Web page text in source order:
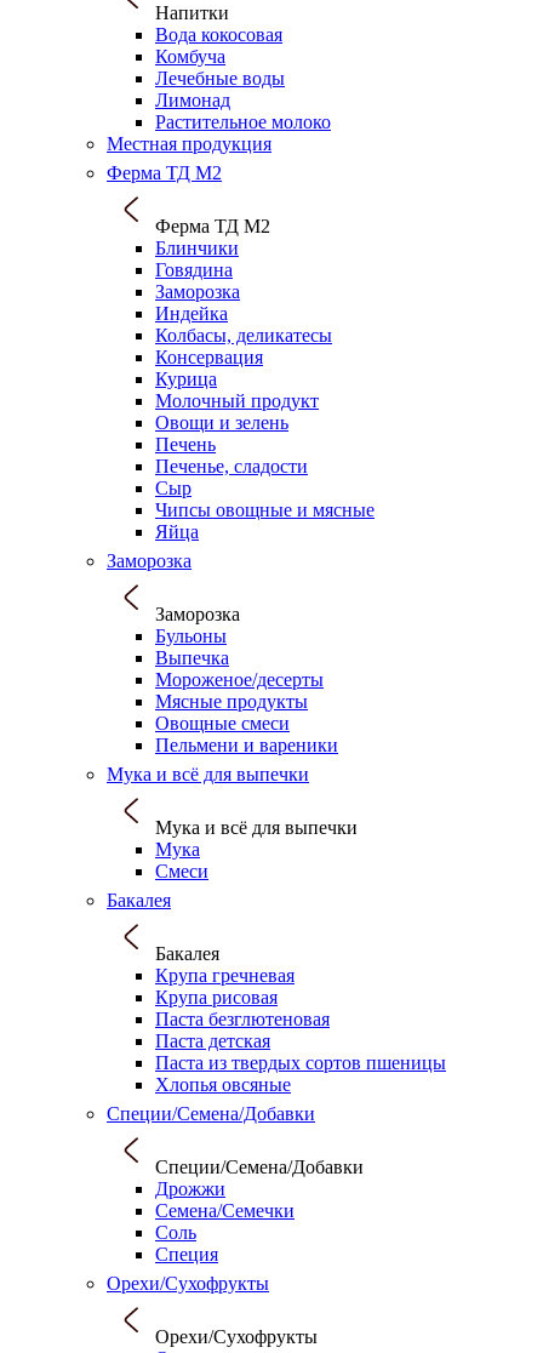
Напитки
Вода кокосовая
Комбуча
Лечебные воды
Лимонад
Растительное молоко
Местная продукция
Ферма ТД М2
Ферма ТД М2
Блинчики
Говядина
Заморозка
Индейка
Колбасы, деликатесы
Консервация
Курица
Молочный продукт
Овощи и зелень
Печень
Печенье, сладости
Сыр
Чипсы овощные и мясные
Яйца
Заморозка
Заморозка
Бульоны
Выпечка
Мороженое/десерты
Мясные продукты
Овощные смеси
Пельмени и вареники
Мука и всё для выпечки
Мука и всё для выпечки
Мука
Смеси
Бакалея
Бакалея
Крупа гречневая
Крупа рисовая
Паста безглютеновая
Паста детская
Паста из твердых сортов пшеницы
Хлопья овсяные
Специи/Семена/Добавки
Специи/Семена/Добавки
Дрожжи
Семена/Семечки
Соль
Специя
Орехи/Сухофрукты
Орехи/Сухофрукты